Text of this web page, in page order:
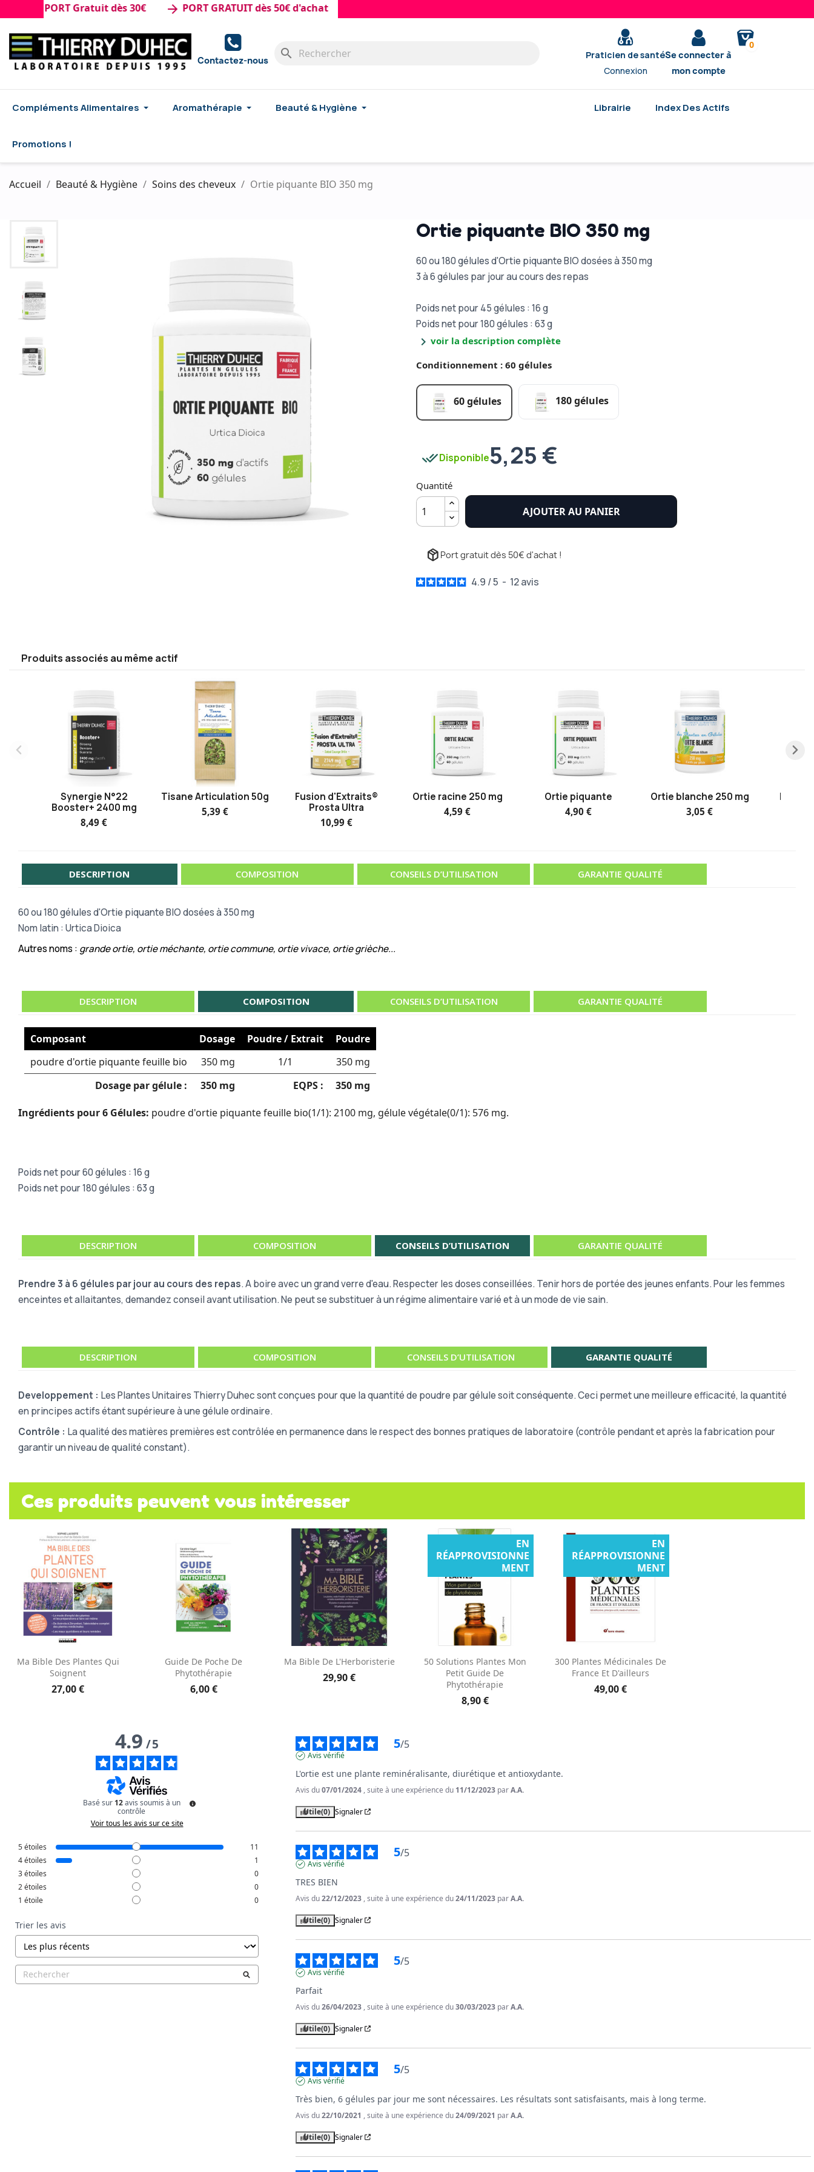
: PORT Gratuit dès 30€ arrow_forward PORT GRATUIT dès 50€ d'achat
Contactez-nous search
Praticien de santé
Connexion
Se connecter à
mon compte
0
Compléments Alimentaires Aromathérapie Beauté & Hygiène Librairie Index Des Actifs
Promotions !
Accueil Beauté & Hygiène Soins des cheveux Ortie piquante BIO 350 mg
Ortie piquante BIO 350 mg
60 ou 180 gélules d'Ortie piquante BIO dosées à 350 mg
3 à 6 gélules par jour au cours des repas
Poids net pour 45 gélules : 16 g
Poids net pour 180 gélules : 63 g
chevron_right voir la description complète
Conditionnement : 60 gélules
60 gélules 180 gélules
done_allDisponible5,25 €
Quantité
AJOUTER AU PANIER
package_2 Port gratuit dès 50€ d'achat !
4.9 /5 - 12avis
Produits associés au même actif
Synergie N°22
Booster+ 2400 mg
8,49 €
Tisane Articulation 50g
5,39 €
Fusion d'Extraits®
Prosta Ultra
10,99 €
Ortie racine 250 mg
4,59 €
Ortie piquante
4,90 €
Ortie blanche 250 mg
3,05 €
Fusion
DESCRIPTION COMPOSITION CONSEILS D’UTILISATION GARANTIE QUALITÉ
60 ou180 gélules d'Ortie piquante BIO dosées à 350 mg
Nom latin : Urtica Dioica
Autres noms : grande ortie, ortie méchante, ortie commune, ortie vivace, ortie grièche...
DESCRIPTION COMPOSITION CONSEILS D’UTILISATION GARANTIE QUALITÉ
Composant Dosage Poudre / Extrait
Poudre
poudre d'ortie piquante feuille bio
350 mg 1/1
350 mg
Dosage par gélule :
350 mg EQPS : 350 mg
Ingrédients pour 6 Gélules: poudre d'ortie piquante feuille bio(1/1): 2100 mg, gélule végétale(0/1): 576 mg.
Poids net pour 60 gélules : 16 g
Poids net pour 180 gélules : 63 g
DESCRIPTION COMPOSITION CONSEILS D’UTILISATION GARANTIE QUALITÉ
Prendre 3 à 6 gélules par jour au cours des repas. A boire avec un grand verre d'eau. Respecter les doses conseillées. Tenir hors de portée des jeunes enfants. Pour les femmes
enceintes et allaitantes, demandez conseil avant utilisation. Ne peut se substituer à un régime alimentaire varié et à un mode de vie sain.
DESCRIPTION COMPOSITION CONSEILS D’UTILISATION GARANTIE QUALITÉ
Developpement : Les Plantes Unitaires Thierry Duhec sont conçues pour que la quantité de poudre par gélule soit conséquente. Ceci permet une meilleure efficacité, la quantité
en principes actifs étant supérieure à une gélule ordinaire.
Contrôle : La qualité des matières premières est contrôlée en permanence dans le respect des bonnes pratiques de laboratoire (contrôle pendant et après la fabrication pour
garantir un niveau de qualité constant).
Ces produits peuvent vous intéresser
Aperçu rapide
Ma Bible Des Plantes Qui
Soignent
27,00 €
Aperçu rapide
Guide De Poche De
Phytothérapie
6,00 €
Aperçu rapide
Ma Bible De L'Herboristerie
29,90 €
Aperçu rapide
50 Solutions Plantes Mon
Petit Guide De
Phytothérapie
8,90 €
EN
RÉAPPROVISIONNE
MENT
Aperçu rapide
300 Plantes Médicinales De
France Et D'ailleurs
49,00 €
EN
RÉAPPROVISIONNE
MENT
4.9/5
Basé sur 12 avis soumis à un
contrôle
Voir tous les avis sur ce site
5étoiles
11
4étoiles
1
3étoiles
0
2étoiles
0
1 étoile 0
Trier les avis
5/5
Avis vérifié
L'ortie est une plante reminéralisante, diurétique et antioxydante.
Avis du07/01/2024 , suite à une expérience du 11/12/2023 parA.A.
Utile(0) Signaler
5/5
Avis vérifié
TRES BIEN
Avis du22/12/2023 , suite à une expérience du24/11/2023 parA.A.
Utile(0) Signaler
5/5
Avis vérifié
Parfait
Avis du26/04/2023 , suite à une expérience du30/03/2023 parA.A.
Utile(0) Signaler
5/5
Avis vérifié
Très bien, 6 gélules par jour me sont nécessaires. Les résultats sont satisfaisants, mais à long terme.
Avis du22/10/2021 , suite à une expérience du24/09/2021 parA.A.
Utile(0) Signaler